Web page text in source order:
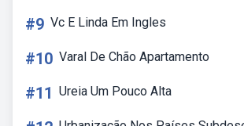
#9 Vc E Linda Em Ingles
#10 Varal De Chão Apartamento
#11 Ureia Um Pouco Alta